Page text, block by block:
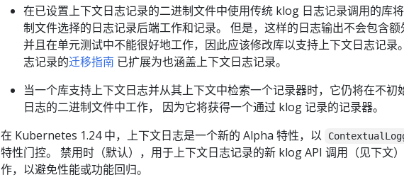
在已设置上下文日志记录的二进制文件中使用传统 klog 日志记录调用的库
制文件选择的日志记录后端工作和记录。 但是，这样的日志输出不会包含额
并且在单元测试中不能很好地工作，因此应该修改库以支持上下文日志记录
志记录的迁移指南 已扩展为也涵盖上下文日志记录。
当一个库支持上下文日志并从其上下文中检索一个记录器时，它仍将在不初
日志的二进制文件中工作， 因为它将获得一个通过 klog 记录的记录器。
在 Kubernetes 1.24 中，上下文日志是一个新的 Alpha 特性，以
特性门控。 禁用时（默认），用于上下文日志记录的新 klog API 调用（见下文
作，以避免性能或功能回归。